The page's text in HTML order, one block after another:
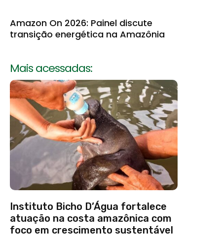
Amazon On 2026: Painel discute
transição energética na Amazônia
Mais acessadas:
Instituto Bicho D’Água fortalece
atuação na costa amazônica com
foco em crescimento sustentável